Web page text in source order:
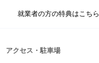
就業者の方の特典はこちら
アクセス・駐車場